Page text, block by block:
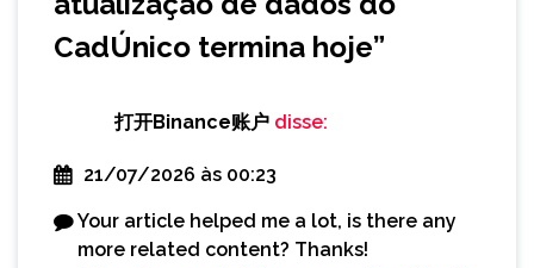
CadÚnico termina hoje”
打开Binance账户 disse:
21/07/2026 às 00:23
Your article helped me a lot, is there any
more related content? Thanks!